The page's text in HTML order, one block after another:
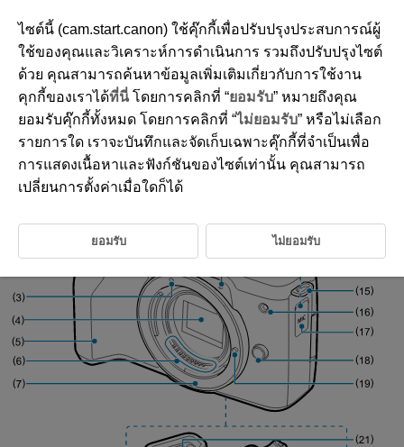
D101-010
รายชื่อส่วนประกอบของกล้อง
ไซต์นี้ (cam.start.canon) ใช้คุ๊กกี้เพื่อปรับปรุงประสบการณ์ผู้
ใช้ของคุณและวิเคราะห์การดำเนินการ รวมถึงปรับปรุงไซต์
ด้วย คุณสามารถค้นหาข้อมูลเพิ่มเติมเกี่ยวกับการใช้งาน
คุกกี้ของเราได้ที่นี่โดยการคลิกที่ “ยอมรับ” หมายถึงคุณ
ยอมรับคุ๊กกี้ทั้งหมด โดยการคลิกที่ “ไม่ยอมรับ” หรือไม่เลือก
รายการใด เราจะบันทึกและจัดเก็บเฉพาะคุ๊กกี้ที่จำเป็นเพื่อ
การแสดงเนื้อหาและฟังก์ชันของไซต์เท่านั้น คุณสามารถ
เปลี่ยนการตั้งค่าเมื่อใดก็ได้
ยอมรับ ไม่ยอมรับ